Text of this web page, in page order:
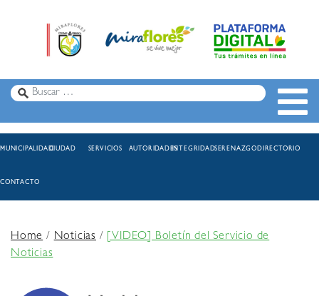
MUNICIPALIDADCIUDAD SERVICIOS AUTORIDADESINTEGRIDADSERENAZGODIRECTORIO
CONTACTO
Home/Noticias /
[VIDEO] Boletín del Servicio de
Noticias